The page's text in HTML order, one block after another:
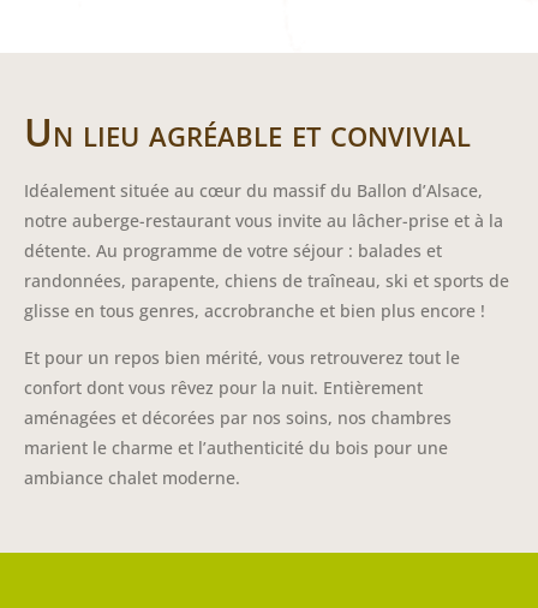
Un lieu agréable et convivial
Idéalement située au cœur du massif du Ballon d’Alsace,
notre auberge-restaurant vous invite au lâcher-prise et à la
détente. Au programme de votre séjour : balades et
randonnées, parapente, chiens de traîneau, ski et sports de
glisse en tous genres, accrobranche et bien plus encore !
Et pour un repos bien mérité, vous retrouverez tout le
confort dont vous rêvez pour la nuit. Entièrement
aménagées et décorées par nos soins, nos chambres
marient le charme et l’authenticité du bois pour une
ambiance chalet moderne.